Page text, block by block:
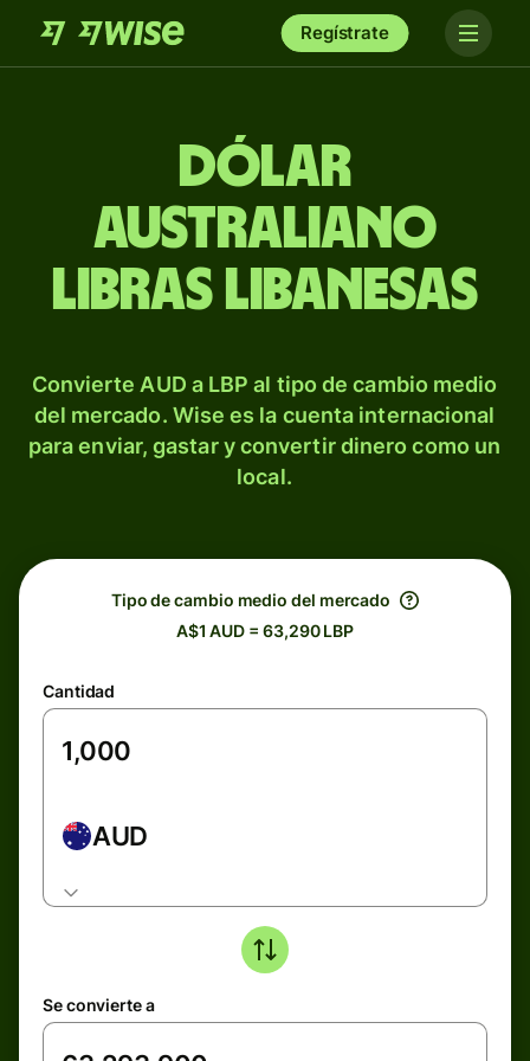
Regístrate
Dólar
australiano
libras libanesas
Convierte AUD a LBP al tipo de cambio medio
del mercado. Wise es la cuenta internacional
para enviar, gastar y convertir dinero como un
local.
Tipo de cambio medio del mercado
A$1 AUD = 63,290 LBP
Cantidad
AUD
Se convierte a